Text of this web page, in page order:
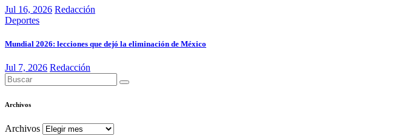
Jul 16, 2026 Redacción
Deportes
Mundial 2026: lecciones que dejó la eliminación de México
Jul 7, 2026 Redacción
Archivos
Archivos